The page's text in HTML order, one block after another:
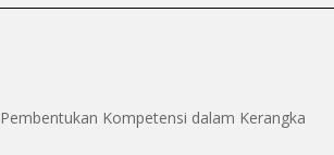
Kompetensi dalam Kerangka